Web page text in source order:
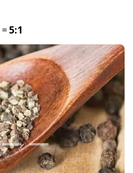
=5:1